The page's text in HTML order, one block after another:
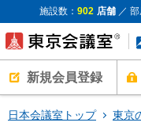
施設数： 902 店舗／ 部
新規会員登録
日本会議室トップ 東京